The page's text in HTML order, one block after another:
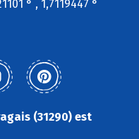
° , 1,7119447 °
(31290) est